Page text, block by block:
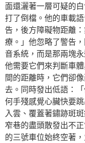
面還灑著一層可疑的
打了倒檔。他的車載
告，後方障礙物距離
療。」他忽略了警告
音系統，而是那兩塊
他需要它們來判斷車
間的距離時，它們卻
去。同時發出低語：
何手殘感覺心臟快要
入雲、覆蓋著鏽跡斑
窄巷的盡頭散發出不
的三號車位始終空著